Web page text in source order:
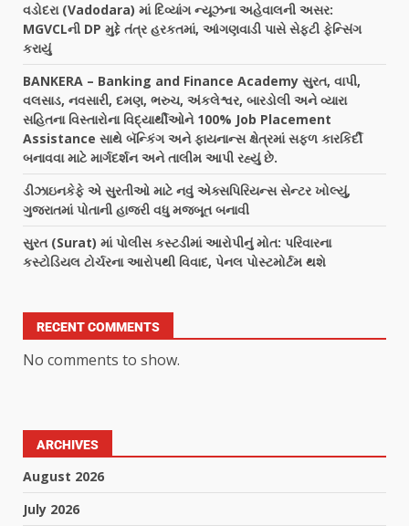
વડોદરા (Vadodara) માં દિવ્યાંગ ન્યૂઝના અહેવાલની અસર:
MGVCLની DP મુદ્દે તંત્ર હરકતમાં, આંગણવાડી પાસે સેફ્ટી ફેન્સિંગ
કરાયું
BANKERA – Banking and Finance Academy સુરત, વાપી,
વલસાડ, નવસારી, દમણ, ભરુચ, અંકલેશ્વર, બારડોલી અને વ્યારા
સહિતના વિસ્તારોના વિદ્યાર્થીઓને 100% Job Placement
Assistance સાથે બૅન્કિંગ અને ફાયનાન્સ ક્ષેત્રમાં સફળ કારકિર્દી
બનાવવા માટે માર્ગદર્શન અને તાલીમ આપી રહ્યું છે.
ડીઝાઇનકેફે એ સુરતીઓ માટે નવું એક્સપિરિયન્સ સેન્ટર ખોલ્યું,
ગુજરાતમાં પોતાની હાજરી વધુ મજબૂત બનાવી
સુરત (Surat) માં પોલીસ કસ્ટડીમાં આરોપીનું મોત: પરિવારના
કસ્ટોડિયલ ટોર્ચરના આરોપથી વિવાદ, પેનલ પોસ્ટમોર્ટમ થશે
RECENT COMMENTS
No comments to show.
ARCHIVES
August 2026
July 2026